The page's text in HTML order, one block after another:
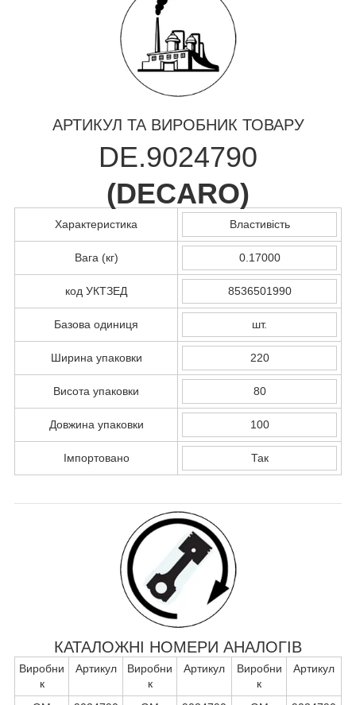
АРТИКУЛ ТА ВИРОБНИК ТОВАРУ
DE.9024790
(DECARO)
Характеристика Властивість
Вага (кг) 0.17000
код УКТЗЕД 8536501990
Базова одиниця шт.
Ширина упаковки 220
Висота упаковки 80
Довжина упаковки 100
Імпортовано Так
КАТАЛОЖНІ НОМЕРИ АНАЛОГІВ
Виробни
к
Артикул
Виробни
к
Артикул
Виробни
к
Артикул